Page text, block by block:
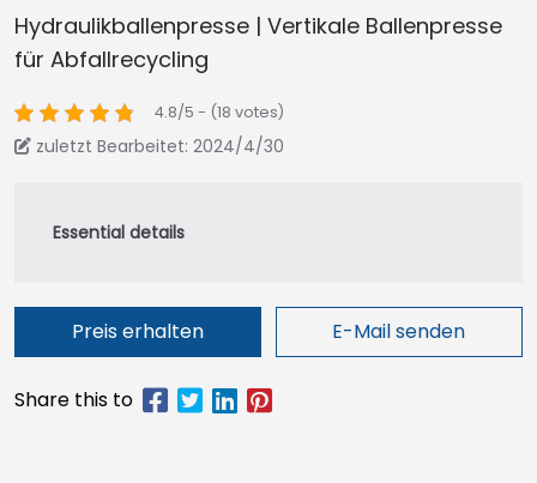
Hydraulikballenpresse | Vertikale Ballenpresse
für Abfallrecycling
4.8/5 - (18 votes)
zuletzt Bearbeitet: 2024/4/30
Preis erhalten E-Mail senden